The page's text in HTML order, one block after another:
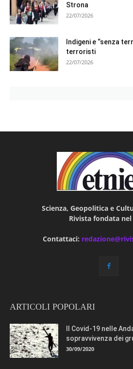
Strona
22/07/2026
Indigeni e “senza
terroristi
22/07/2026
Scienza, Geopolitica e
Rivista fondata nel
Contattaci:
ARTICOLI POPOLARI
Il Covid-19 nelle
sopravvivenza dei
30/09/2020